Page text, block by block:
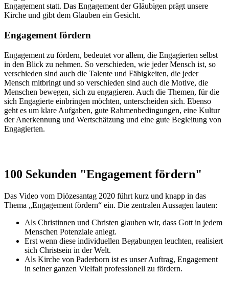
Engagement statt. Das Engagement der Gläubigen prägt unsere
Kirche und gibt dem Glauben ein Gesicht.
Engagement fördern
Engagement zu fördern, bedeutet vor allem, die Engagierten selbst
in den Blick zu nehmen. So verschieden, wie jeder Mensch ist, so
verschieden sind auch die Talente und Fähigkeiten, die jeder
Mensch mitbringt und so verschieden sind auch die Motive, die
Menschen bewegen, sich zu engagieren. Auch die Themen, für die
sich Engagierte einbringen möchten, unterscheiden sich. Ebenso
geht es um klare Aufgaben, gute Rahmenbedingungen, eine Kultur
der Anerkennung und Wertschätzung und eine gute Begleitung von
Engagierten.
100 Sekunden "Engagement fördern"
Das Video vom Diözesantag 2020 führt kurz und knapp in das
Thema „Engagement fördern“ ein. Die zentralen Aussagen lauten:
Als Christinnen und Christen glauben wir, dass Gott in jedem
Menschen Potenziale anlegt.
Erst wenn diese individuellen Begabungen leuchten, realisiert
sich Christsein in der Welt.
Als Kirche von Paderborn ist es unser Auftrag, Engagement
in seiner ganzen Vielfalt professionell zu fördern.